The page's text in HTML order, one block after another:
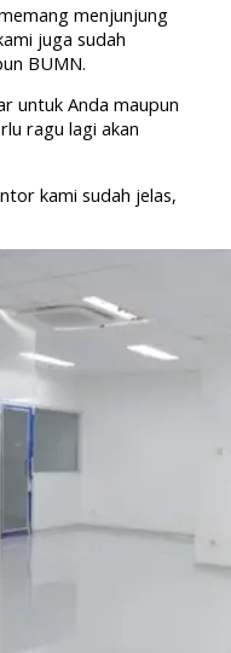
menjunjung
juga sudah
BUMN.
untuk Anda maupun
ragu lagi akan
kami sudah jelas,